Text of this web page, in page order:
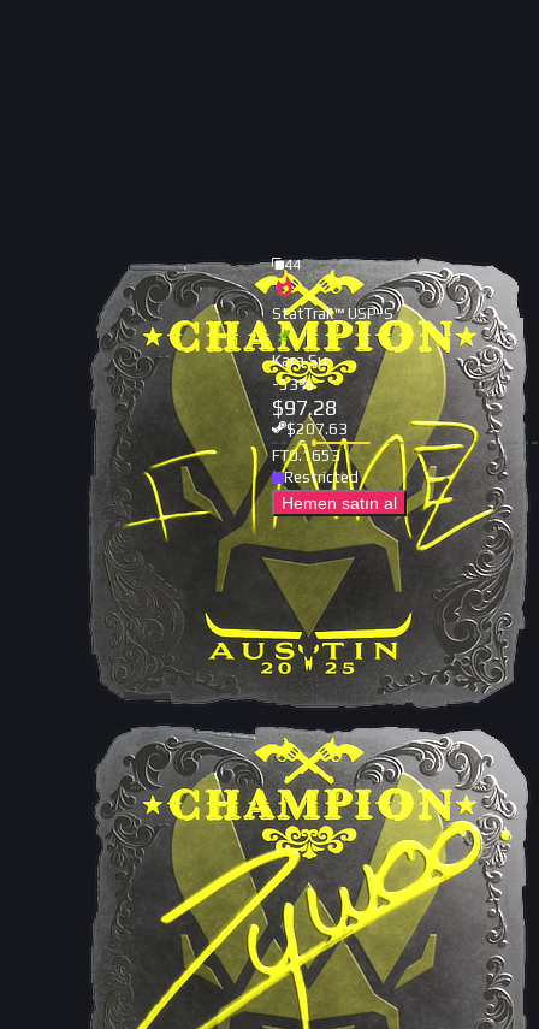
44
StatTrak™ USP-S
Kara Su
-53%
$97.28
$207.63
FT0.1653
Restricted
Hemen satın al